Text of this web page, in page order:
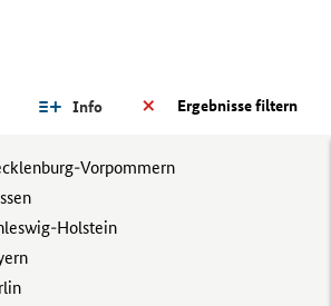
Ergebnisse filtern
Info
Vorpommern
Holstein